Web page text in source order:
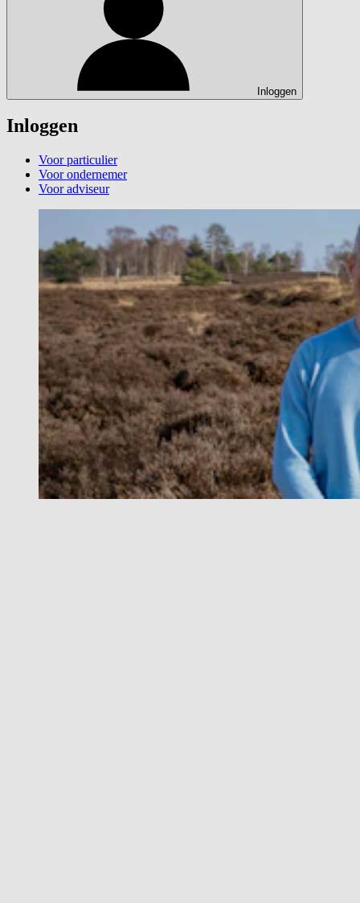
Inloggen
Inloggen
Voor particulier
Voor ondernemer
Voor adviseur